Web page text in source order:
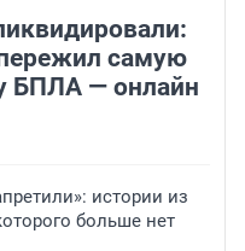
самую
БПЛА — онлайн
истории из
больше нет